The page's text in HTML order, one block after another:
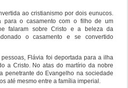
ao cristianismo por dois eunucos.
para o casamento com o filho de um
falaram sobre Cristo e a beleza da
o casamento e se convertido
Flávia foi deportada para a ilha
a Cristo. No atas do martírio da nobre
penetrante do Evangelho na sociedade
até mesmo entre a família imperial.